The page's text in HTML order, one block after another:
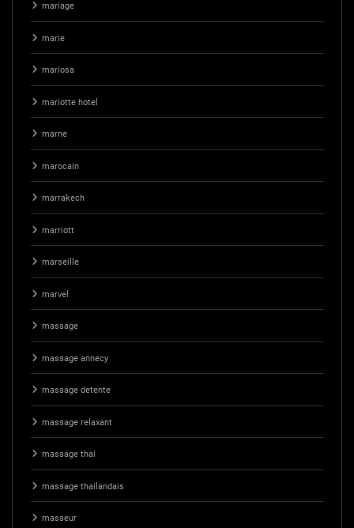
mariage
marie
mariosa
mariotte hotel
marne
marocain
marrakech
marriott
marseille
marvel
massage
massage annecy
massage detente
massage relaxant
massage thai
massage thailandais
masseur